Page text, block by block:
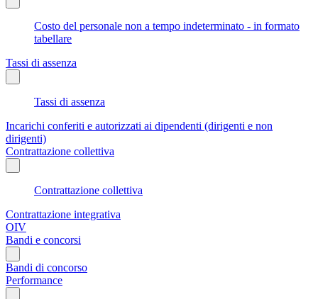
Costo del personale non a tempo indeterminato - in formato
tabellare
Tassi di assenza
Tassi di assenza
Incarichi conferiti e autorizzati ai dipendenti (dirigenti e non
dirigenti)
Contrattazione collettiva
Contrattazione collettiva
Contrattazione integrativa
OIV
Bandi e concorsi
Bandi di concorso
Performance